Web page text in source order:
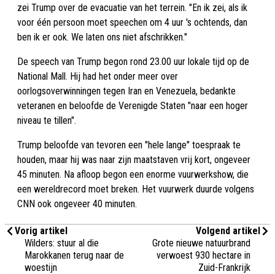
zei Trump over de evacuatie van het terrein. "En ik zei, als ik
voor één persoon moet speechen om 4 uur 's ochtends, dan
ben ik er ook. We laten ons niet afschrikken."
De speech van Trump begon rond 23.00 uur lokale tijd op de
National Mall. Hij had het onder meer over
oorlogsoverwinningen tegen Iran en Venezuela, bedankte
veteranen en beloofde de Verenigde Staten "naar een hoger
niveau te tillen".
Trump beloofde van tevoren een "hele lange" toespraak te
houden, maar hij was naar zijn maatstaven vrij kort, ongeveer
45 minuten. Na afloop begon een enorme vuurwerkshow, die
een wereldrecord moet breken. Het vuurwerk duurde volgens
CNN ook ongeveer 40 minuten.
Vorig artikel
Wilders: stuur al die
Marokkanen terug naar de
woestijn
Volgend artikel
Grote nieuwe natuurbrand
verwoest 930 hectare in
Zuid-Frankrijk